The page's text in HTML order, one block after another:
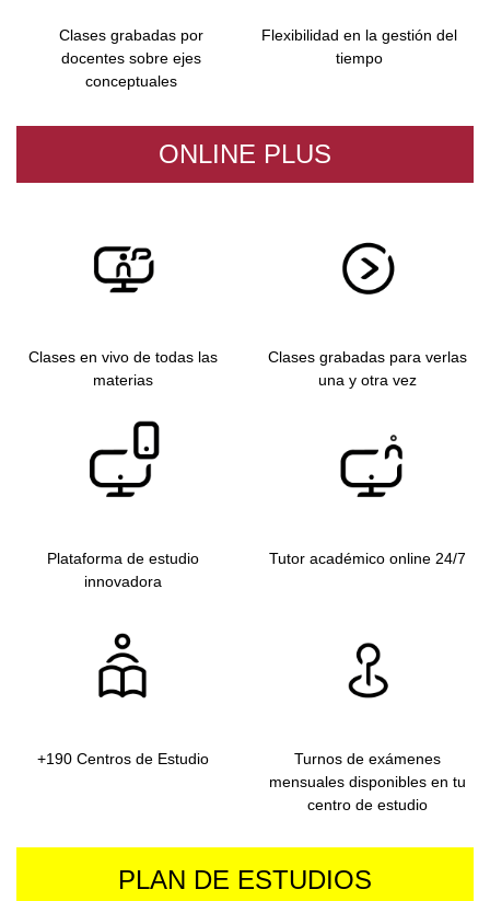
Clases grabadas por
docentes sobre ejes
conceptuales
Flexibilidad en la gestión del
tiempo
ONLINE PLUS
Clases en vivo de todas las
materias
Clases grabadas para verlas
una y otra vez
Plataforma de estudio
innovadora
Tutor académico online 24/7
+190 Centros de Estudio
Turnos de exámenes
mensuales disponibles en tu
centro de estudio
PLAN DE ESTUDIOS